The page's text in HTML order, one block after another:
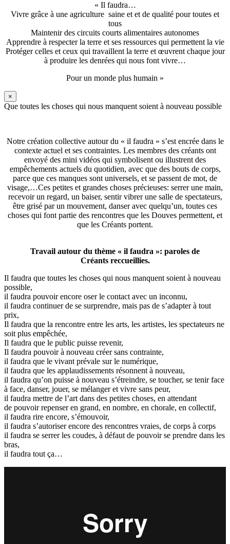
« Il faudra…
Vivre grâce à une agriculture saine et et de qualité pour toutes et
tous
Maintenir des circuits courts alimentaires autonomes
Apprendre à respecter la terre et ses ressources qui permettent la vie
Protéger celles et ceux qui travaillent la terre et œuvrent chaque jour
à produire les denrées qui nous font vivre…
Pour un monde plus humain »
×
Que toutes les choses qui nous manquent soient à nouveau possible
Notre création collective autour du « il faudra » s’est encrée dans le
contexte actuel et ses contraintes. Les membres des créants ont
envoyé des mini vidéos qui symbolisent ou illustrent des
empêchements actuels du quotidien, avec que des bouts de corps,
parce que ces manques sont universels, et se passent de mot, de
visage,…Ces petites et grandes choses précieuses: serrer une main,
recevoir un regard, un baiser, sentir vibrer une salle de spectateurs,
être grisé par un mouvement, danser avec quelqu’un, toutes ces
choses qui font partie des rencontres que les Douves permettent, et
que les Créants portent.
Travail autour du thème « il faudra »: paroles de
Créants reccueillies.
Il faudra que toutes les choses qui nous manquent soient à nouveau
possible,
il faudra pouvoir encore oser le contact avec un inconnu,
il faudra continuer de se surprendre, mais pas de s’adapter à tout
prix,
Il faudra que la rencontre entre les arts, les artistes, les spectateurs ne
soit plus empêchée,
Il faudra que le public puisse revenir,
Il faudra pouvoir à nouveau créer sans contrainte,
il faudra que le vivant prévale sur le numérique,
il faudra que les applaudissements résonnent à nouveau,
il faudra qu’on puisse à nouveau s’étreindre, se toucher, se tenir face
à face, danser, jouer, se mélanger et vivre sans peur,
il faudra mettre de l’art dans des petites choses, en attendant
de pouvoir repenser en grand, en nombre, en chorale, en collectif,
il faudra rire encore, s’émouvoir,
il faudra s’autoriser encore des rencontres vraies, de corps à corps
il faudra se serrer les coudes, à défaut de pouvoir se prendre dans les
bras,
il faudra tout ça…